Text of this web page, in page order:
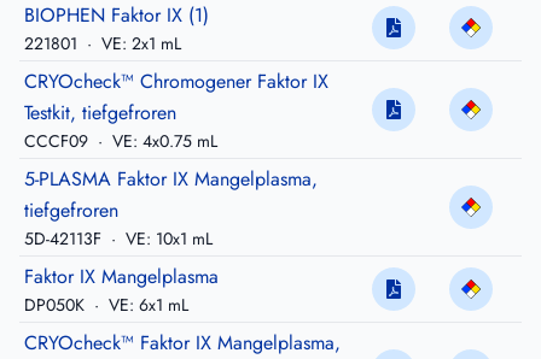
BIOPHEN Faktor IX (1)
221801 · VE: 2x1 mL
CRYOcheck™ Chromogener Faktor IX
Testkit, tiefgefroren
CCCF09 · VE: 4x0.75 mL
5-PLASMA Faktor IX Mangelplasma,
tiefgefroren
5D-42113F · VE: 10x1 mL
Faktor IX Mangelplasma
DP050K · VE: 6x1 mL
CRYOcheck™ Faktor IX Mangelplasma,